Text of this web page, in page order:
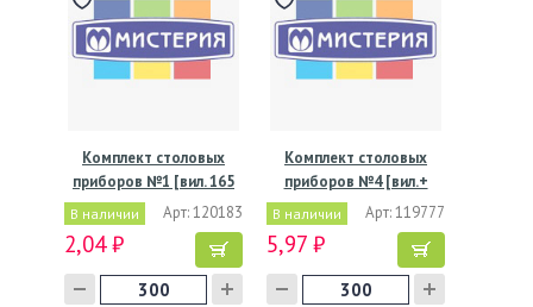
Комплект столовых
приборов №1 [вил. 165
мм,…
В наличии Арт: 120183
2,04 ₽
Комплект столовых
приборов №4 [вил.+
нож:…
В наличии Арт: 119777
5,97 ₽